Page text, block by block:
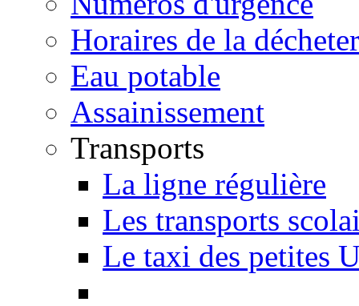
Horaires de la
Eau potable
Assainissement
Transports
La ligne régulière
Les transports
Le taxi des petites